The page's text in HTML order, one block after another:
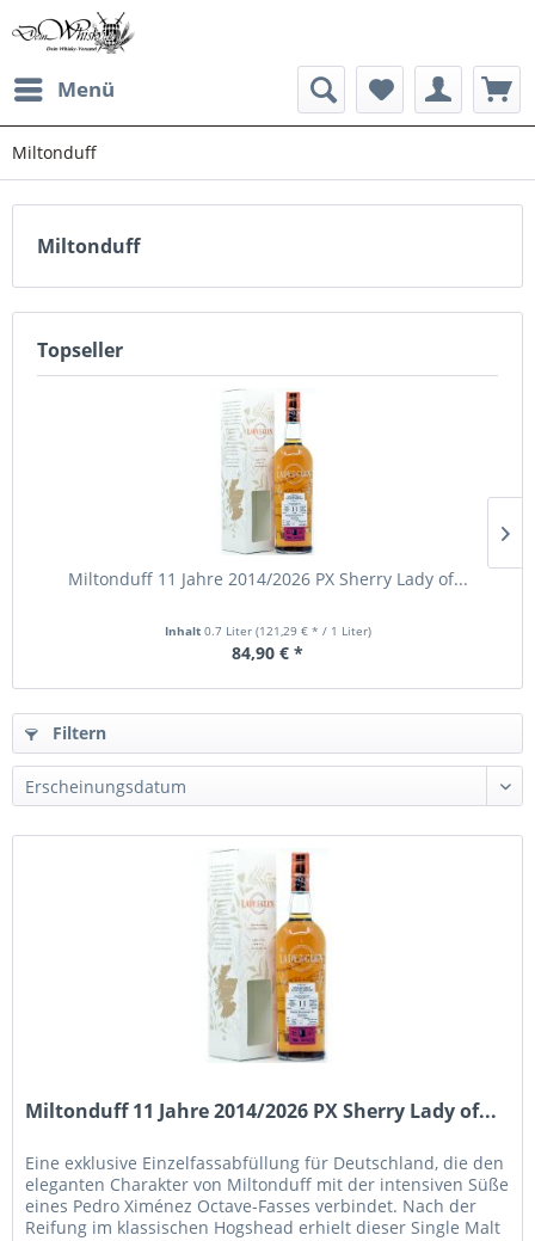
Menü
Miltonduff
Miltonduff
Topseller
Miltonduff 11 Jahre 2014/2026 PX Sherry Lady of...
Inhalt 0.7 Liter (121,29 € * / 1 Liter)
84,90 € *
Filtern
Miltonduff 11 Jahre 2014/2026 PX Sherry Lady of...
Eine exklusive Einzelfassabfüllung für Deutschland, die den
eleganten Charakter von Miltonduff mit der intensiven Süße
eines Pedro Ximénez Octave-Fasses verbindet. Nach der
Reifung im klassischen Hogshead erhielt dieser Single Malt